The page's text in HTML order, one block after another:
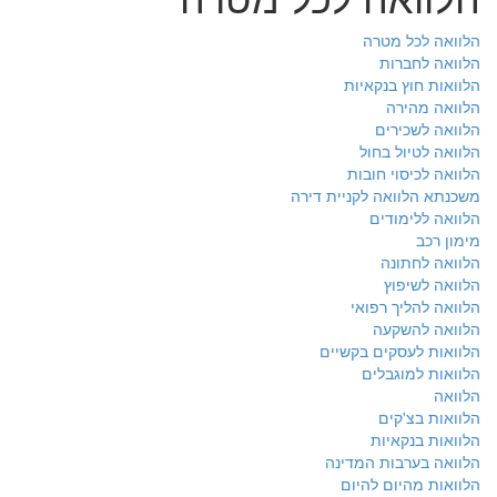
הלוואה לכל מטרה
הלוואה לחברות
הלוואות חוץ בנקאיות
הלוואה מהירה
הלוואה לשכירים
הלוואה לטיול בחול
הלוואה לכיסוי חובות
משכנתא הלוואה לקניית דירה
הלוואה ללימודים
מימון רכב
הלוואה לחתונה
הלוואה לשיפוץ
הלוואה להליך רפואי
הלוואה להשקעה
הלוואות לעסקים בקשיים
הלוואות למוגבלים
הלוואה
הלוואות בצ'קים
הלוואות בנקאיות
הלוואה בערבות המדינה
הלוואות מהיום להיום